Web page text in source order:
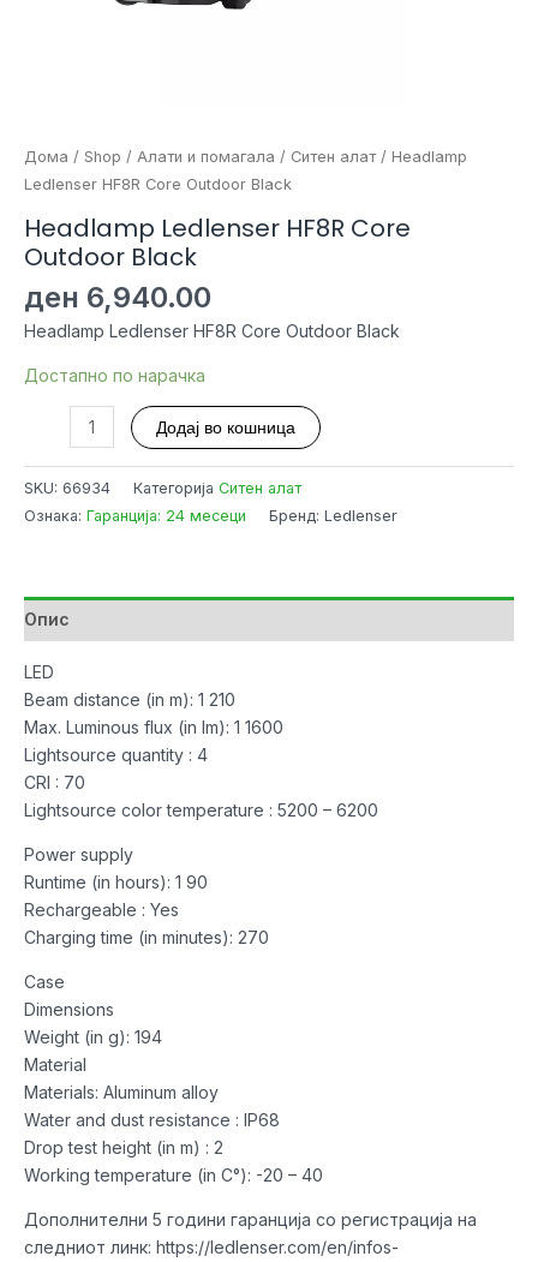
Дома / Shop / Алати и помагала / Ситен алат/ Headlamp
Ledlenser HF8R Core Outdoor Black
Headlamp Ledlenser HF8R Core
Outdoor Black
ден 6,940.00
Headlamp Ledlenser HF8R Core Outdoor Black
Достапно по нарачка
Headlamp
Ledlenser
HF8R
Додај во кошница
SKU: 66934 Категорија Ситен алат
Ознака: Гаранција: 24 месеци Бренд: Ledlenser
Опис
LED
Beam distance (in m): 1 210
Max. Luminous flux (in lm): 1 1600
Lightsource quantity : 4
CRI : 70
Lightsource color temperature : 5200 – 6200
Power supply
Runtime (in hours): 1 90
Rechargeable : Yes
Charging time (in minutes): 270
Case
Dimensions
Weight (in g): 194
Material
Materials: Aluminum alloy
Water and dust resistance : IP68
Drop test height (in m) : 2
Working temperature (in C°): -20 – 40
Дополнителни 5 години гаранција со регистрација на
следниот линк: https://ledlenser.com/en/infos-